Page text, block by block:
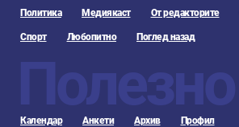
Политика Медиякаст От редакторите
Спорт Любопитно Поглед назад
Полезно
Календар Анкети Архив Профил